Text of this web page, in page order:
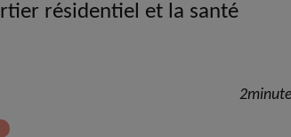
résidentiel et la santé